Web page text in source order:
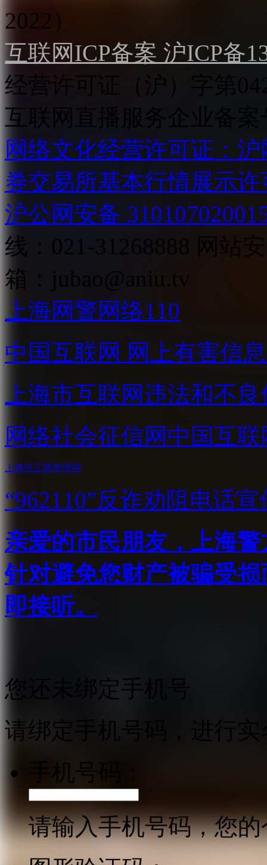
2022）
互联网ICP备案 沪ICP备
经营许可证（沪）字第
互联网直播服务企业备案
网络文化经营许可证：
券交易所基本行情展示许
沪公网安备
线：021-31268888
网站
箱：
jubao@aniu.tv
上海网警网络110
中国互联网 网上有害信
上海市互联网违法和不
网络社会征信网 中国互
上海市工商管理局
“962110”反诈劝阻电话宣
亲爱的市民朋友，上海
针对避免您财产被骗受
即接听。
您还未绑定手机号
请绑定手机号码，进行
手机号码：
请输入手机号码，您